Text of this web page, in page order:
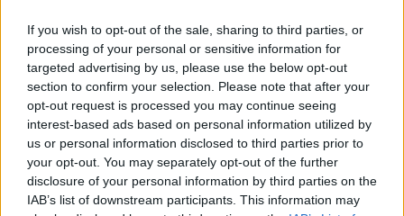
If you wish to opt-out of the sale, sharing to third parties, or
processing of your personal or sensitive information for
targeted advertising by us, please use the below opt-out
section to confirm your selection. Please note that after your
opt-out request is processed you may continue seeing
interest-based ads based on personal information utilized by
us or personal information disclosed to third parties prior to
your opt-out. You may separately opt-out of the further
disclosure of your personal information by third parties on the
IAB’s list of downstream participants. This information may